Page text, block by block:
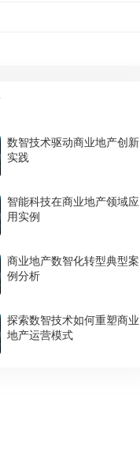
数智技术驱动商业地产创新
实践
智能科技在商业地产领域应
用实例
商业地产数智化转型典型案
例分析
探索数智技术如何重塑商业
地产运营模式